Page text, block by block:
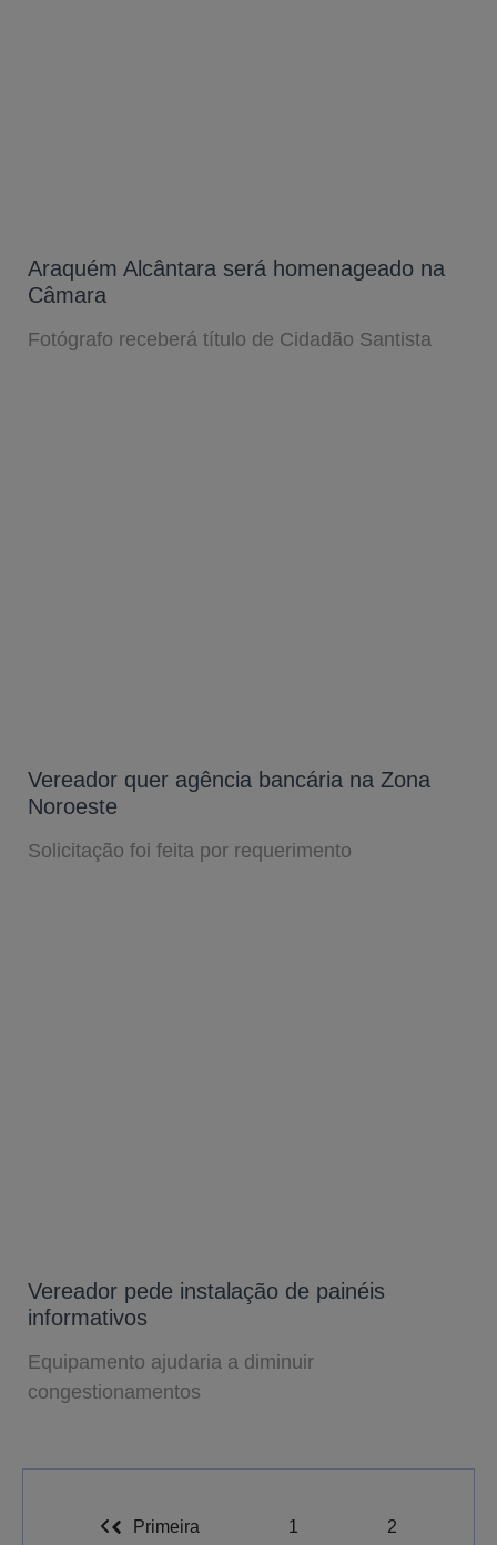
Araquém Alcântara será homenageado na
Câmara
Fotógrafo receberá título de Cidadão Santista
Vereador quer agência bancária na Zona
Noroeste
Solicitação foi feita por requerimento
Vereador pede instalação de painéis
informativos
Equipamento ajudaria a diminuir
congestionamentos
Primeira 1 2